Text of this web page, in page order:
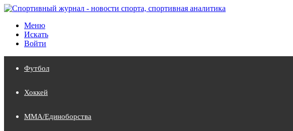
Меню
Искать
Войти
Футбол
Хоккей
MMA/Единоборства